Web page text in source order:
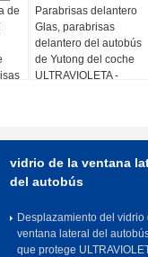
de
Parabrisas delantero
Glas, parabrisas
delantero del autobús
de Yutong del coche
ULTRAVIOLETA -
vidrio de la ventana
del autobús
Desplazamiento del vidrio
ventana lateral del
que protege